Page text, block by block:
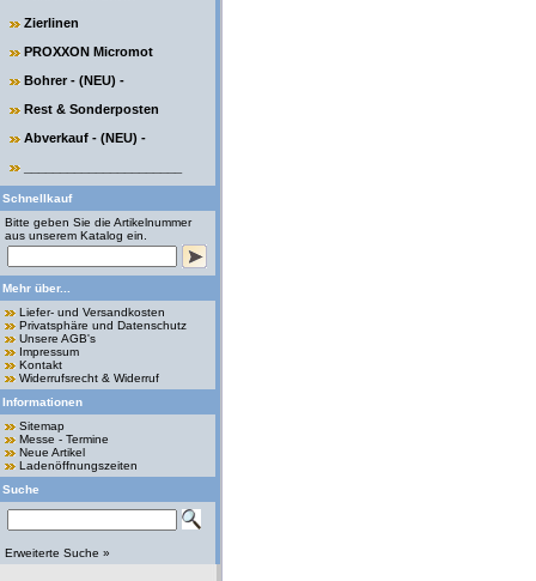
Zierlinen
PROXXON Micromot
Bohrer - (NEU) -
Rest & Sonderposten
Abverkauf - (NEU) -
Schnellkauf
Bitte geben Sie die Artikelnummer
aus unserem Katalog ein.
Mehr über...
Liefer- und Versandkosten
Privatsphäre und Datenschutz
Unsere AGB's
Impressum
Kontakt
Widerrufsrecht & Widerruf
Informationen
Sitemap
Messe - Termine
Neue Artikel
Ladenöffnungszeiten
Suche
Erweiterte Suche »